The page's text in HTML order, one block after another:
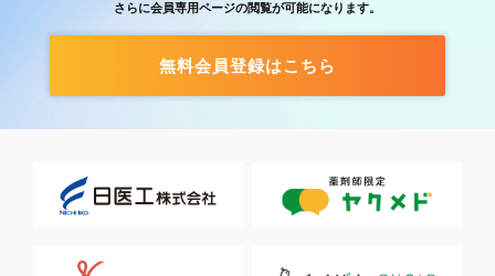
さらに会員専用ページの閲覧が可能になります。
無料会員登録はこちら